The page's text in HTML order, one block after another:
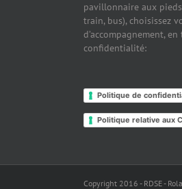
pavillonnaire aux
train, bus), choisissez
d’accompagnement,
confidentialité:
Politique de
Politique relative aux
Copyright 2016 - RDSE -